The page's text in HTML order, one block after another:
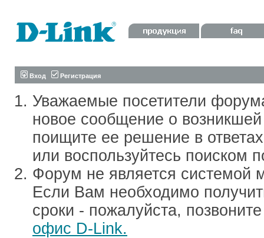
Вход Регистрация
Уважаемые посетители
новое сообщение о
поищите ее решение в
или воспользуйтесь поиском
Форум не является системой
Если Вам необходимо
сроки - пожалуйста,
офис D-Link.